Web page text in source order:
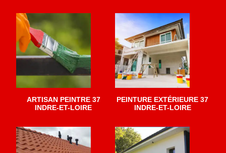
ARTISAN PEINTRE 37
INDRE-ET-LOIRE
PEINTURE EXTÉRIEURE 37
INDRE-ET-LOIRE